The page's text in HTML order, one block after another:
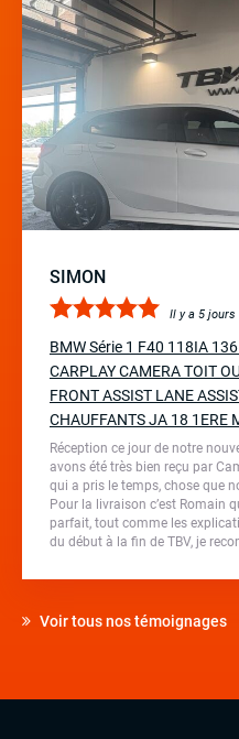
SIMON
Il y a 5 jours
BMW Série 1 F40 118IA
CARPLAY CAMERA TOIT
FRONT ASSIST LANE
CHAUFFANTS JA 18 1ERE
Réception ce jour de notre
avons été très bien reçu par
qui a pris le temps, chose que
Pour la livraison c’est Romain
parfait, tout comme les
du début à la fin de TBV, je
Voir tous nos témoignages